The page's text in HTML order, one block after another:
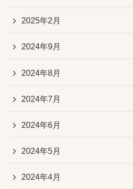
2025年2月
2024年9月
2024年8月
2024年7月
2024年6月
2024年5月
2024年4月